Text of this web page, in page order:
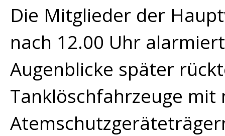
Die Mitglieder der
nach 12.00 Uhr
Augenblicke später
Tanklöschfahrzeuge mit